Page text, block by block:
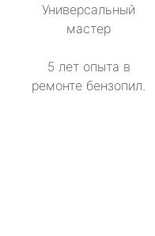
Универсальный
мастер
5 лет опыта в
ремонте бензопил.